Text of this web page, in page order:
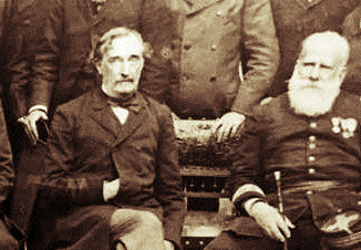
Suscribirme gratis